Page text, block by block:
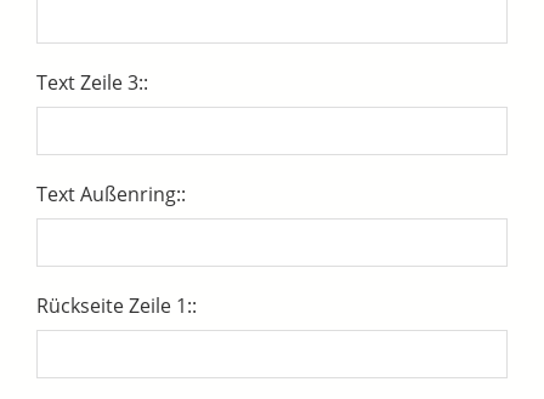
Text Zeile 3::
Text Außenring::
Rückseite Zeile 1::